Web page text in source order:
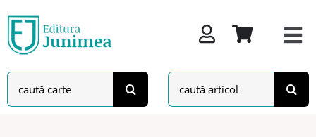
to
content
Search
for:
Search
for: